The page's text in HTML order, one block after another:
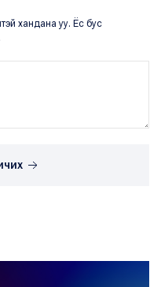
хандана уу. Ёс бус